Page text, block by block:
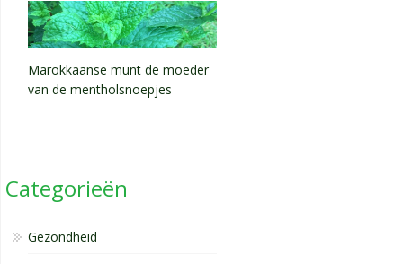
Marokkaanse munt de moeder
van de mentholsnoepjes
Categorieën
Gezondheid